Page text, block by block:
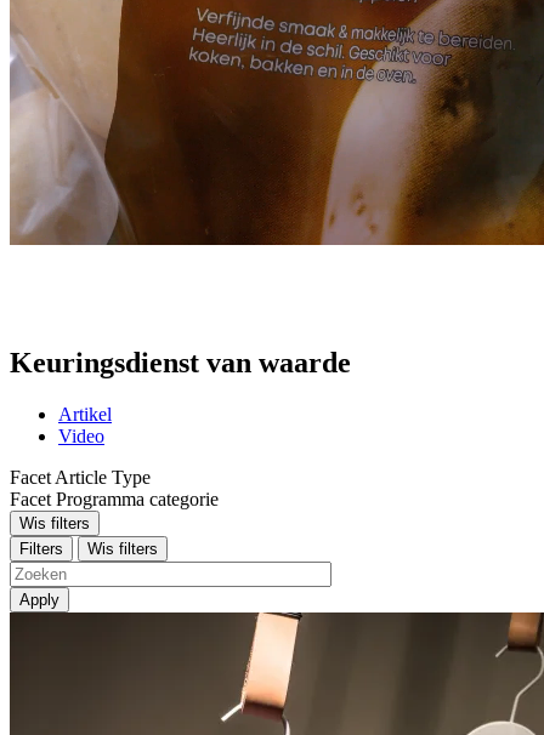
Keuringsdienst van waarde
Artikel
Video
Facet Article Type
Facet Programma categorie
Wis filters
Filters
Wis filters
Apply